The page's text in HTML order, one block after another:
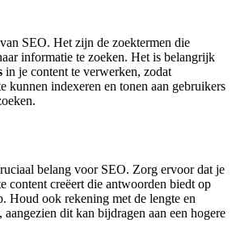
SEO. Het zijn de zoektermen die
informatie te zoeken. Het is belangrijk
in je content te verwerken, zodat
kunnen indexeren en tonen aan gebruikers
belang voor SEO. Zorg ervoor dat je
content creëert die antwoorden biedt op
Houd ook rekening met de lengte en
dit kan bijdragen aan een hogere